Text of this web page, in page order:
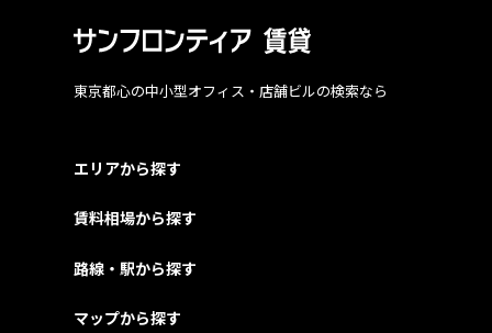
東京都心の中小型オフィス・店舗ビルの検索なら
エリアから探す
賃料相場から探す
路線・駅から探す
マップから探す